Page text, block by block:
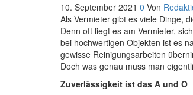
10. September 2021 0 Von
Als Vermieter gibt es viele Dinge,
Denn oft liegt es am Vermieter,
bei hochwertigen Objekten ist es
gewisse Reinigungsarbeiten
Doch was genau muss man
Zuverlässigkeit ist das A und O